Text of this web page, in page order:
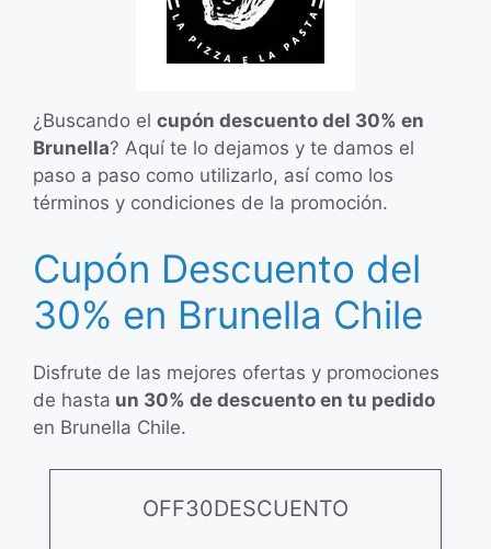
¿Buscando el cupón descuento del 30% en
Brunella? Aquí te lo dejamos y te damos el
paso a paso como utilizarlo, así como los
términos y condiciones de la promoción.
Cupón Descuento del
30% en Brunella Chile
Disfrute de las mejores ofertas y promociones
de hasta un 30% de descuento en tu pedido
en Brunella Chile.
OFF30DESCUENTO